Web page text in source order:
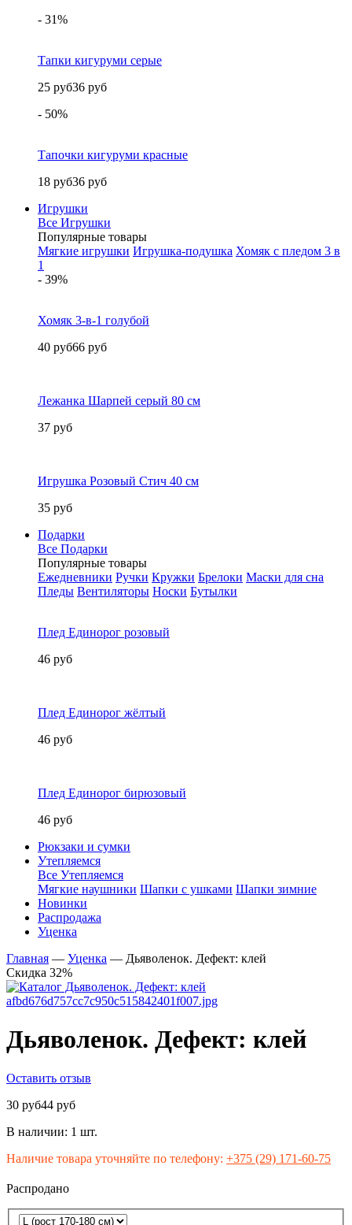
- 31%
Тапки кигуруми серые
25 руб36 руб
- 50%
Тапочки кигуруми красные
18 руб36 руб
Игрушки
Все Игрушки
Популярные товары
Мягкие игрушки Игрушка-подушка Хомяк с пледом 3 в
1
- 39%
Хомяк 3-в-1 голубой
40 руб66 руб
Лежанка Шарпей серый 80 см
37 руб
Игрушка Розовый Стич 40 см
35 руб
Подарки
Все Подарки
Популярные товары
Ежедневники Ручки Кружки Брелоки Маски для сна
Пледы Вентиляторы Носки Бутылки
Плед Единорог розовый
46 руб
Плед Единорог жёлтый
46 руб
Плед Единорог бирюзовый
46 руб
Рюкзаки и сумки
Утепляемся
Все Утепляемся
Мягкие наушники Шапки с ушками Шапки зимние
Новинки
Распродажа
Уценка
Главная — Уценка — Дьяволенок. Дефект: клей
Скидка 32%
Дьяволенок. Дефект: клей
Оставить отзыв
30 руб44 руб
В наличии: 1 шт.
Наличие товара уточняйте по телефону: +375 (29) 171-60-75
Распродано